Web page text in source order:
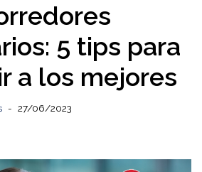
5 tips para
a los mejores
27/06/2023